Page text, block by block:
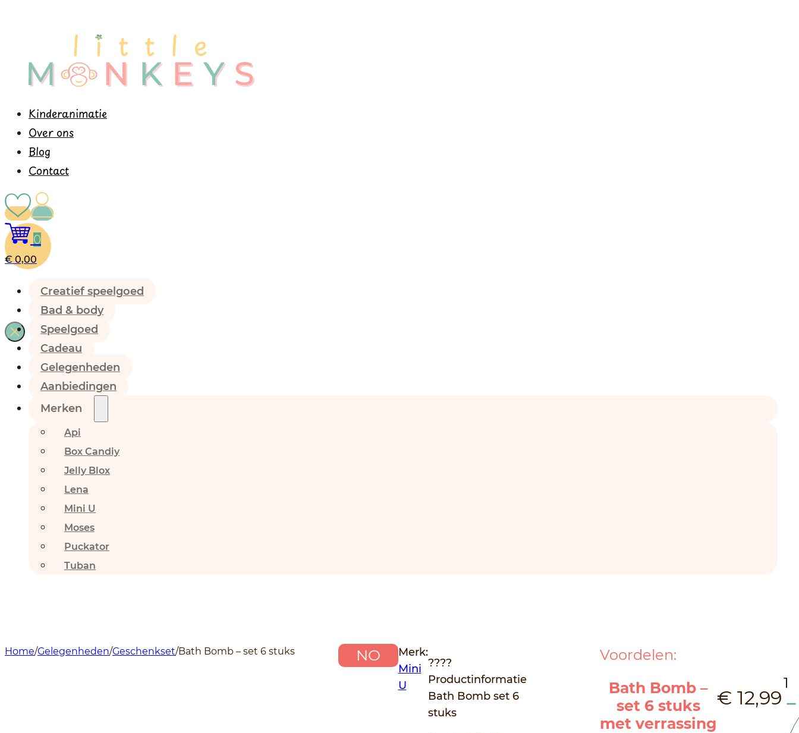
Kinderanimatie
Over ons
Blog
Contact
0
€ 0,00
Creatief speelgoed
Bad & body
Speelgoed
Cadeau
Gelegenheden
Aanbiedingen
Merken
Api
Box Candiy
Jelly Blox
Lena
Mini U
Moses
Puckator
Tuban
Home/Gelegenheden/Geschenkset/Bath Bomb – set 6 stuks NO
Merk:
Mini
U
????
Productinformatie
Bath Bomb set 6
stuks
Voordelen:
Bath Bomb –
set 6 stuks
met verrassing
€ 12,99